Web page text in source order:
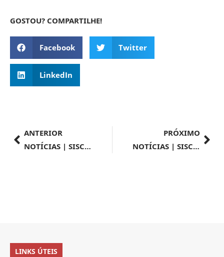
GOSTOU? COMPARTILHE!
Facebook Twitter
LinkedIn
ANTERIOR
NOTÍCIAS | SISCOMEX | Importação nº 051/2024
PRÓXIMO
NOTÍCIAS | SISCOMEX | Importação nº 053/2024
LINKS ÚTEIS